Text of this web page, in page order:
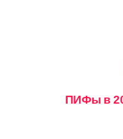
ПИФы в